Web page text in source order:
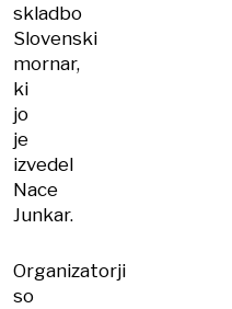
skladbo
Slovenski
mornar,
ki
jo
je
izvedel
Nace
Junkar.
Organizatorji
so